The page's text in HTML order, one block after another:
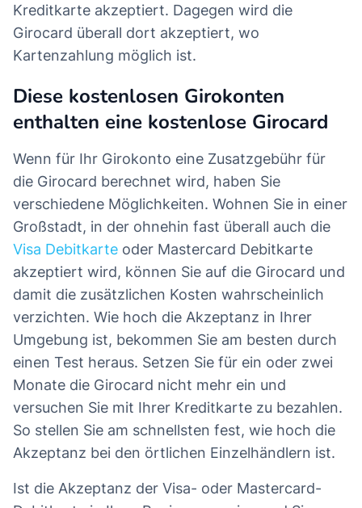
Kreditkarte akzeptiert. Dagegen wird die
Girocard überall dort akzeptiert, wo
Kartenzahlung möglich ist.
Diese kostenlosen Girokonten
enthalten eine kostenlose Girocard
Wenn für Ihr Girokonto eine Zusatzgebühr für
die Girocard berechnet wird, haben Sie
verschiedene Möglichkeiten. Wohnen Sie in einer
Großstadt, in der ohnehin fast überall auch die
Visa Debitkarte oder Mastercard Debitkarte
akzeptiert wird, können Sie auf die Girocard und
damit die zusätzlichen Kosten wahrscheinlich
verzichten. Wie hoch die Akzeptanz in Ihrer
Umgebung ist, bekommen Sie am besten durch
einen Test heraus. Setzen Sie für ein oder zwei
Monate die Girocard nicht mehr ein und
versuchen Sie mit Ihrer Kreditkarte zu bezahlen.
So stellen Sie am schnellsten fest, wie hoch die
Akzeptanz bei den örtlichen Einzelhändlern ist.
Ist die Akzeptanz der Visa- oder Mastercard-